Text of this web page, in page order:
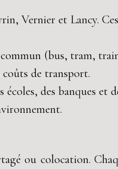
Vernier et Lancy.
(bus, tram,
de transport.
des banques
ou colocation.